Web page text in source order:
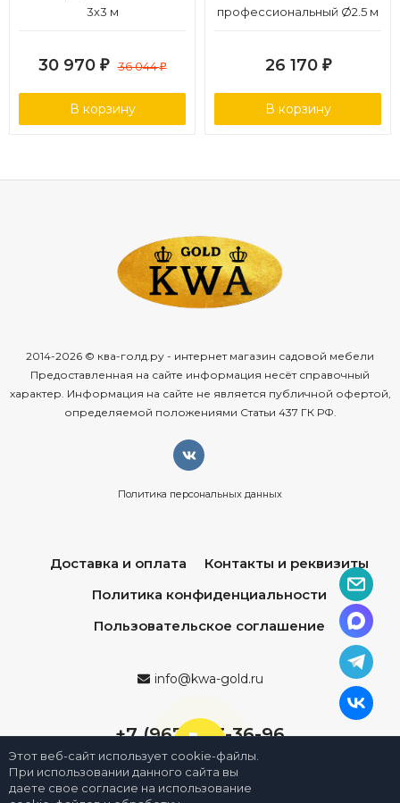
3х3 м
30 970 ₽ 36 044₽
В корзину
профессиональный Ø2.5 м
26 170 ₽
В корзину
2014-2026 © ква-голд.ру - интернет магазин садовой мебели
Предоставленная на сайте информация несёт справочный
характер. Информация на сайте не является публичной офертой,
определяемой положениями Статьи 437 ГК РФ.
Политика персональных данных
Доставка и оплата
Контакты и реквизиты
Политика конфиденциальности
Пользовательское соглашение
info@kwa-gold.ru
+7 (967) 013-36-96
Этот веб-сайт использует cookie-файлы.
При использовании данного сайта вы
даете свое согласие на использование